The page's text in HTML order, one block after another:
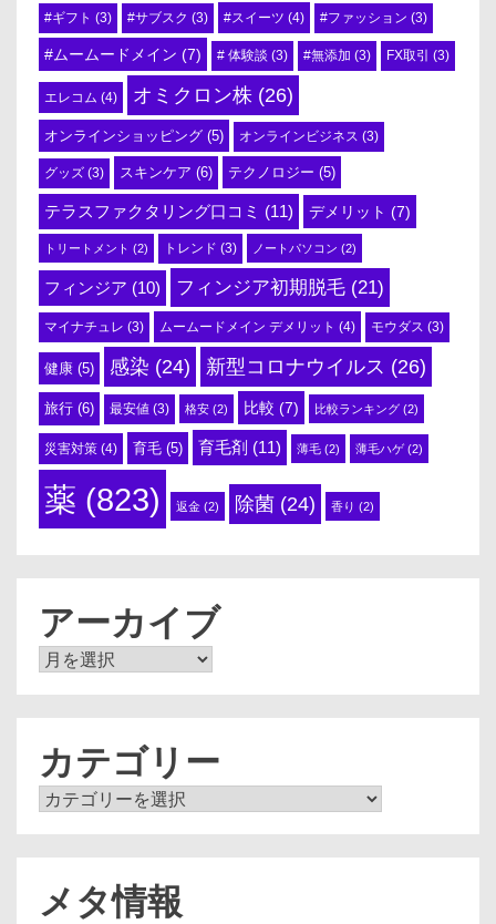
#ギフト (3) #サブスク (3) #スイーツ (4) #ファッション (3)
#ムームードメイン (7) # 体験談 (3) #無添加 (3) FX取引 (3)
エレコム (4) オミクロン株 (26)
オンラインショッピング (5) オンラインビジネス (3)
グッズ (3) スキンケア (6) テクノロジー (5)
テラスファクタリング口コミ (11) デメリット (7)
トリートメント (2) トレンド (3) ノートパソコン (2)
フィンジア (10) フィンジア初期脱毛 (21)
マイナチュレ (3) ムームードメイン デメリット (4) モウダス (3)
健康 (5) 感染 (24) 新型コロナウイルス (26)
旅行 (6) 最安値 (3) 格安 (2) 比較 (7) 比較ランキング (2)
災害対策 (4) 育毛 (5) 育毛剤 (11) 薄毛 (2) 薄毛ハゲ(2)
薬 (823) 返金 (2) 除菌 (24) 香り (2)
アーカイブ
ア
カテゴリー
カ
メタ情報